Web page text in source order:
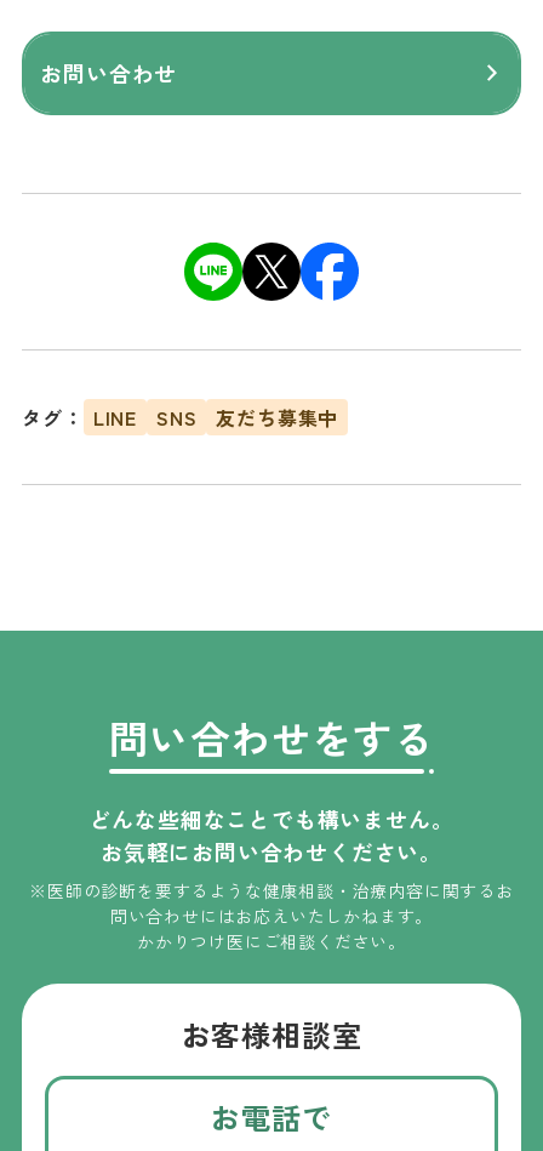
お問い合わせ
タグ： LINE SNS 友だち募集中
問い合わせをする
どんな些細なことでも構いません。
お気軽にお問い合わせください。
※医師の診断を要するような健康相談・治療内容に関するお
問い合わせにはお応えいたしかねます。
かかりつけ医にご相談ください。
お客様相談室
お電話で